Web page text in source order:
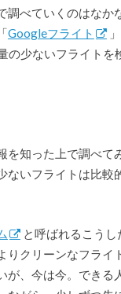
調べていくのはなか
Googleフライト
の少ないフライトを
を知った上で調べて
ないフライトは比較
と呼ばれるこう
りクリーンなフライ
が、今は今。できる